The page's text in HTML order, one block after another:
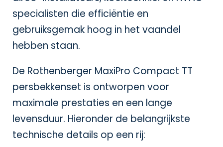
specialisten die efficiëntie en
gebruiksgemak hoog in het vaandel
hebben staan.
De Rothenberger MaxiPro Compact TT
persbekkenset is ontworpen voor
maximale prestaties en een lange
levensduur. Hieronder de belangrijkste
technische details op een rij: